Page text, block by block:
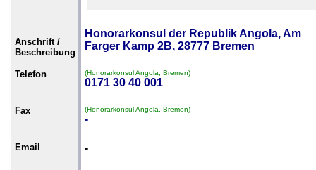
Anschrift /
Beschreibung
Honorarkonsul der Republik Angola, Am
Farger Kamp 2B, 28777 Bremen
Telefon (Honorarkonsul Angola, Bremen)
0171 30 40 001
Fax (Honorarkonsul Angola, Bremen)
-
Email -